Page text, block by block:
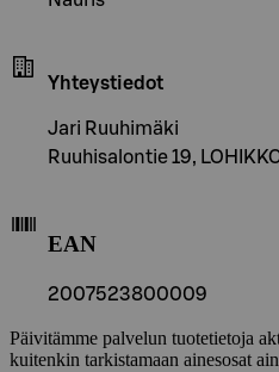
Yhteystiedot
Jari Ruuhimäki
Ruuhisalontie 19,
EAN
2007523800009
Päivitämme palvelun tuotetietoja
kuitenkin tarkistamaan ainesosat